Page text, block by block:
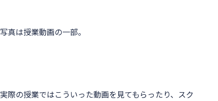
写真は授業動画の一部。
実際の授業ではこういった動画を見てもらったり、スク